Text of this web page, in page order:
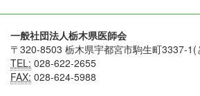
一般社団法人栃木県医師会
〒320-8503 栃木県宇都宮市駒生町3337-1(
TEL: 028-622-2655
FAX: 028-624-5988